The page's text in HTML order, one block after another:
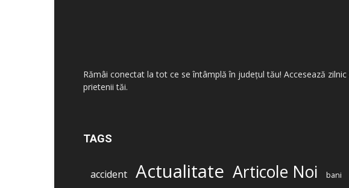
Rămâi conectat la tot ce se întâmplă în județul tău! Accesează zilnic
prietenii tăi.
TAGS
accident Actualitate Articole Noi bani